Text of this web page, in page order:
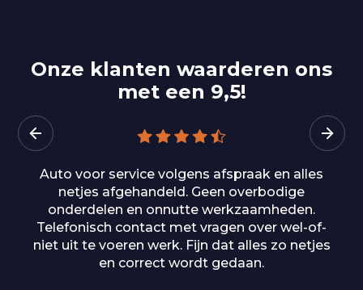
Onze klanten waarderen ons
met een 9,5!
Wat een geweldige ervaring bij Auto Bedrijf van
Herpen! Ik had een proefrit met een Kia XCeed
gepland, maar door de vakantieperiode waren
ze eigenlijk al gesloten. Toch werd hier totaal
geen probleem van gemaakt. Ze ontvingen me
hartelijk, namen alle tijd voor me en gaven